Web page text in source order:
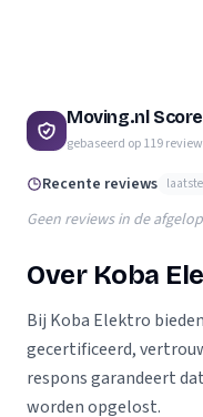
Moving.nl Score
gebaseerd op119
Recente reviews laatste
Geen reviews in de
Over Koba
Bij Koba Elektro
gecertificeerd,
respons garandeert
worden opgelost.